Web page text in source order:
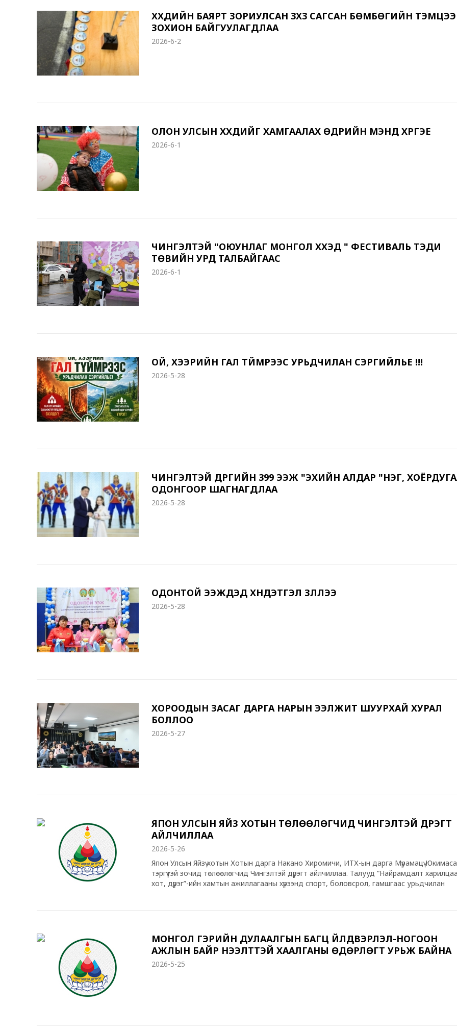
ХҮҮХДИЙН БАЯРТ ЗОРИУЛСАН 3Х3 САГСАН БӨМБӨГИЙН
ЗОХИОН БАЙГУУЛАГДЛАА
2026-6-2
ОЛОН УЛСЫН ХҮҮХДИЙГ ХАМГААЛАХ ӨДРИЙН МЭНД ХҮРГЭЕ
2026-6-1
ЧИНГЭЛТЭЙ "ОЮУНЛАГ МОНГОЛ ХҮҮХЭД " ФЕСТИВАЛЬ ТЭДИ
ТӨВИЙН УРД ТАЛБАЙГААС
2026-6-1
ОЙ, ХЭЭРИЙН ГАЛ ТҮЙМРЭЭС УРЬДЧИЛАН СЭРГИЙЛЬЕ !!!
2026-5-28
ЧИНГЭЛТЭЙ ДҮҮРГИЙН 399 ЭЭЖ "ЭХИЙН АЛДАР "НЭГ,
ОДОНГООР ШАГНАГДЛАА
2026-5-28
ОДОНТОЙ ЭЭЖҮҮДЭД ХҮНДЭТГЭЛ ҮЗҮҮЛЛЭЭ
2026-5-28
ХОРООДЫН ЗАСАГ ДАРГА НАРЫН ЭЭЛЖИТ ШУУРХАЙ ХУРАЛ
БОЛЛОО
2026-5-27
ЯПОН УЛСЫН ЯЙЗҮ ХОТЫН ТӨЛӨӨЛӨГЧИД ЧИНГЭЛТЭЙ ДҮҮРЭГТ
АЙЛЧИЛЛАА
2026-5-26
Япон Улсын Яйзү хотын Хотын дарга Накано Хиромичи, ИТХ-ын дарга Мүрамацү Юкимаса
тэргүүтэй зочид төлөөлөгчид Чингэлтэй дүүрэгт айлчиллаа. Талууд “Найрамдалт
хот, дүүрэг”-ийн хамтын ажиллагааны хүрээнд спорт, боловсрол, гамшгаас урьдчилан
шаардлагатай байгааг дурдлаа
МОНГОЛ ГЭРИЙН ДУЛААЛГЫН БАГЦ ҮЙЛДВЭРЛЭЛ-НОГООН
АЖЛЫН БАЙР НЭЭЛТТЭЙ ХААЛГАНЫ ӨДӨРЛӨГТ УРЬЖ БАЙНА
2026-5-25